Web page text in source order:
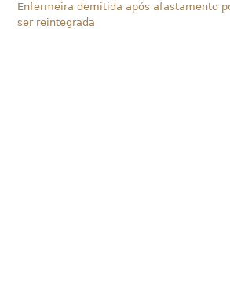
Enfermeira demitida após afastamento
ser reintegrada